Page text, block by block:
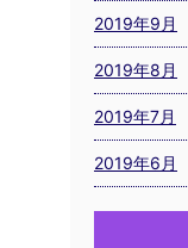
2019年9月
2019年8月
2019年7月
2019年6月